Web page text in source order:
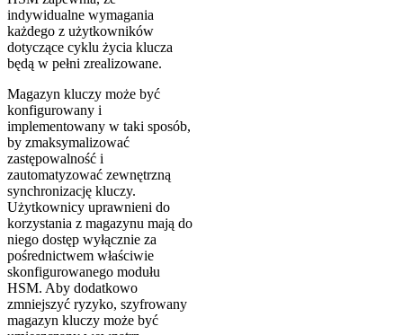
indywidualne wymagania
każdego z użytkowników
dotyczące cyklu życia klucza
będą w pełni zrealizowane.
Magazyn kluczy może być
konfigurowany i
implementowany w taki sposób,
by zmaksymalizować
zastępowalność i
zautomatyzować zewnętrzną
synchronizację kluczy.
Użytkownicy uprawnieni do
korzystania z magazynu mają do
niego dostęp wyłącznie za
pośrednictwem właściwie
skonfigurowanego modułu
HSM. Aby dodatkowo
zmniejszyć ryzyko, szyfrowany
magazyn kluczy może być